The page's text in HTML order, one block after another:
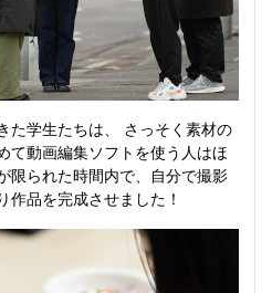
た学生たちは、 さっそく素材の
て動画編集ソフトを使う人はほ
限られた時間内で、自分で撮影
作品を完成させました！